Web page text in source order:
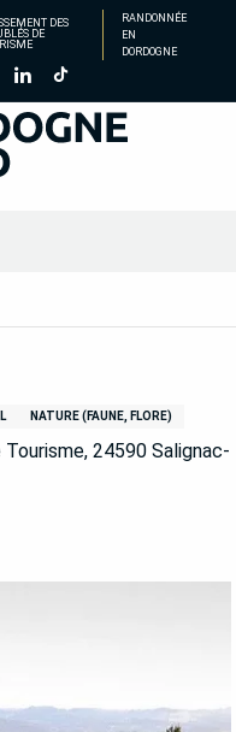
DES
DE
RANDONNÉE
EN
DORDOGNE
NATURE (FAUNE, FLORE)
24590 Salignac-